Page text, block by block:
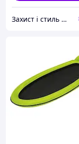
Захист і стиль — в одному магазині